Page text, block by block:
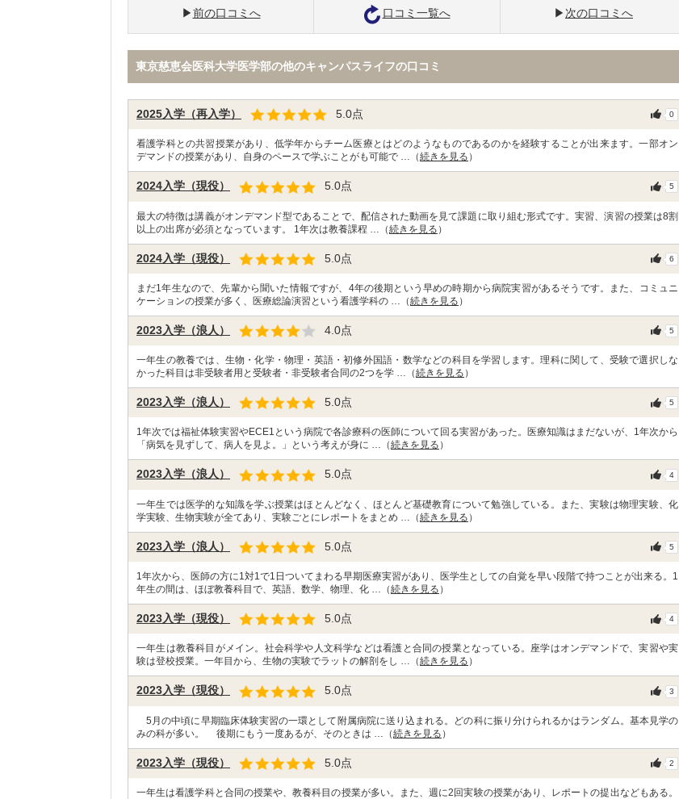
前の口コミへ 口コミ一覧へ 次の口コミへ
東京慈恵会医科大学医学部の他のキャンパスライフの口コミ
2025入学（再入学） 5.0点 0
看護学科との共習授業があり、低学年からチーム医療とはどのようなものであるのかを経験することが出来ます。一部オン
デマンドの授業があり、自身のペースで学ぶことがも可能で …（続きを見る ）
2024入学（現役） 5.0点 5
最大の特徴は講義がオンデマンド型であることで、配信された動画を見て課題に取り組む形式です。実習、演習の授業は8割
以上の出席が必須となっています。 1年次は教養課程 …（続きを見る ）
2024入学（現役） 5.0点 6
まだ1年生なので、先輩から聞いた情報ですが、4年の後期という早めの時期から病院実習があるそうです。また、コミュニ
ケーションの授業が多く、医療総論演習という看護学科の …（続きを見る ）
2023入学（浪人） 4.0点 5
一年生の教養では、生物・化学・物理・英語・初修外国語・数学などの科目を学習します。理科に関して、受験で選択しな
かった科目は非受験者用と受験者・非受験者合同の2つを学 …（続きを見る ）
2023入学（浪人） 5.0点 5
1年次では福祉体験実習やECE1という病院で各診療科の医師について回る実習があった。医療知識はまだないが、1年次から
「病気を見ずして、病人を見よ。」という考えが身に …（続きを見る ）
2023入学（浪人） 5.0点 4
一年生では医学的な知識を学ぶ授業はほとんどなく、ほとんど基礎教育について勉強している。また、実験は物理実験、化
学実験、生物実験が全てあり、実験ごとにレポートをまとめ …（続きを見る ）
2023入学（浪人） 5.0点 5
1年次から、医師の方に1対1で1日ついてまわる早期医療実習があり、医学生としての自覚を早い段階で持つことが出来る。1
年生の間は、ほぼ教養科目で、英語、数学、物理、化 …（続きを見る ）
2023入学（現役） 5.0点 4
一年生は教養科目がメイン。社会科学や人文科学などは看護と合同の授業となっている。座学はオンデマンドで、実習や実
験は登校授業。一年目から、生物の実験でラットの解剖をし …（続きを見る ）
2023入学（現役） 5.0点 3
5月の中頃に早期臨床体験実習の一環として附属病院に送り込まれる。どの科に振り分けられるかはランダム。基本見学の
みの科が多い。 後期にもう一度あるが、そのときは …（続きを見る ）
2023入学（現役） 5.0点 2
一年生は看護学科と合同の授業や、教養科目の授業が多い。また、週に2回実験の授業があり、レポートの提出などもある。